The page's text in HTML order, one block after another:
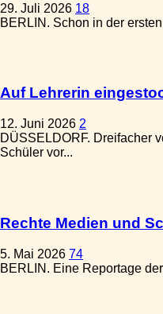
29. Juli 2026 18
BERLIN. Schon in der
Auf Lehrerin
12. Juni 2026 2
DÜSSELDORF. Dreifacher
Schüler vor...
Rechte Medien und
5. Mai 2026 74
BERLIN. Eine Reportage